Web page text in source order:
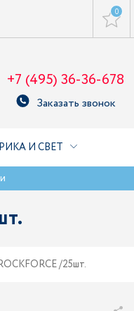
0
+7 (495) 36-36-678
Заказать звонок
И СВЕТ
/25шт.